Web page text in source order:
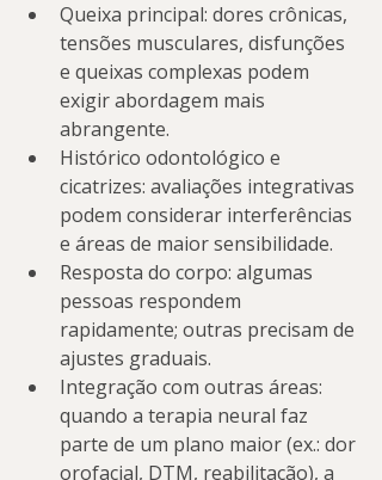
Queixa principal: dores crônicas,
tensões musculares, disfunções
e queixas complexas podem
exigir abordagem mais
abrangente.
Histórico odontológico e
cicatrizes: avaliações integrativas
podem considerar interferências
e áreas de maior sensibilidade.
Resposta do corpo: algumas
pessoas respondem
rapidamente; outras precisam de
ajustes graduais.
Integração com outras áreas:
quando a terapia neural faz
parte de um plano maior (ex.: dor
orofacial, DTM, reabilitação), a